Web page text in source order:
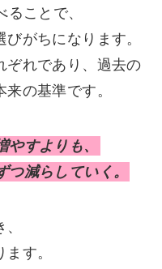
ことで、
がちになります。
ぞれであり、過去の
の基準です。
すよりも、
減らしていく。
す。